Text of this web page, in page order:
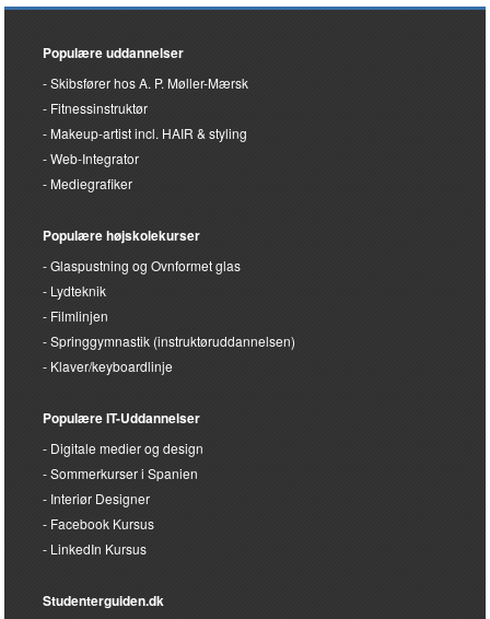
Populære uddannelser
Skibsfører hos A. P. Møller-Mærsk
Fitnessinstruktør
Makeup-artist incl. HAIR & styling
Web-Integrator
Mediegrafiker
Populære højskolekurser
Glaspustning og Ovnformet glas
Lydteknik
Filmlinjen
Springgymnastik (instruktøruddannelsen)
Klaver/keyboardlinje
Populære IT-Uddannelser
Digitale medier og design
Sommerkurser i Spanien
Interiør Designer
Facebook Kursus
LinkedIn Kursus
Studenterguiden.dk